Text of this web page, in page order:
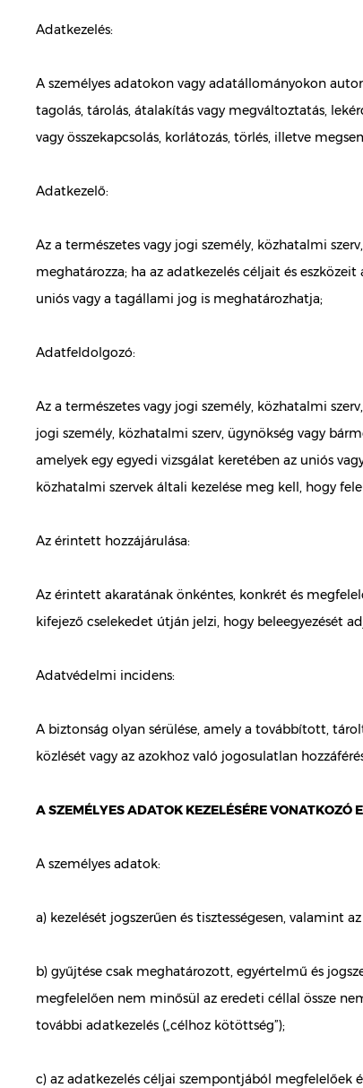
Adatkezelés:
A személyes adatokon vagy adatállományokon
tagolás, tárolás, átalakítás vagy megváltoztatás,
vagy összekapcsolás, korlátozás, törlés, illetve
Adatkezelő:
Az a természetes vagy jogi személy, közhatalmi
meghatározza; ha az adatkezelés céljait és
uniós vagy a tagállami jog is meghatározhatja;
Adatfeldolgozó:
Az a természetes vagy jogi személy, közhatalmi
jogi személy, közhatalmi szerv, ügynökség vagy
amelyek egy egyedi vizsgálat keretében az uniós
közhatalmi szervek általi kezelése meg kell, hogy
Az érintett hozzájárulása:
Az érintett akaratának önkéntes, konkrét és
kifejező cselekedet útján jelzi, hogy beleegyezését
Adatvédelmi incidens:
A biztonság olyan sérülése, amely a továbbított,
közlését vagy az azokhoz való jogosulatlan
A SZEMÉLYES ADATOK KEZELÉSÉRE VONATKOZÓ
A személyes adatok:
a) kezelését jogszerűen és tisztességesen, valamint
b) gyűjtése csak meghatározott, egyértelmű és
megfelelően nem minősül az eredeti céllal össze
további adatkezelés („célhoz kötöttség”);
c) az adatkezelés céljai szempontjából megfelelőek